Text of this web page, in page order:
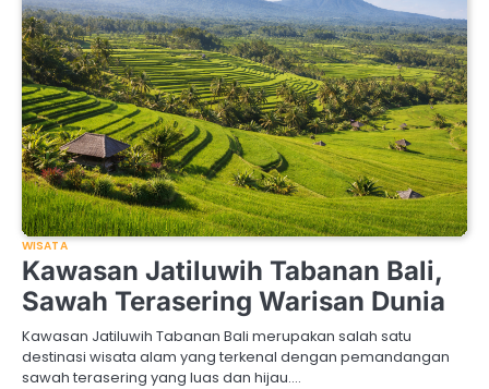
WISATA
Kawasan Jatiluwih Tabanan Bali,
Sawah Terasering Warisan Dunia
Kawasan Jatiluwih Tabanan Bali merupakan salah satu
destinasi wisata alam yang terkenal dengan pemandangan
sawah terasering yang luas dan hijau.…